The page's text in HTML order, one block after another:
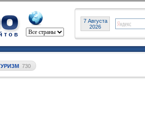
7 Августа
2026
730